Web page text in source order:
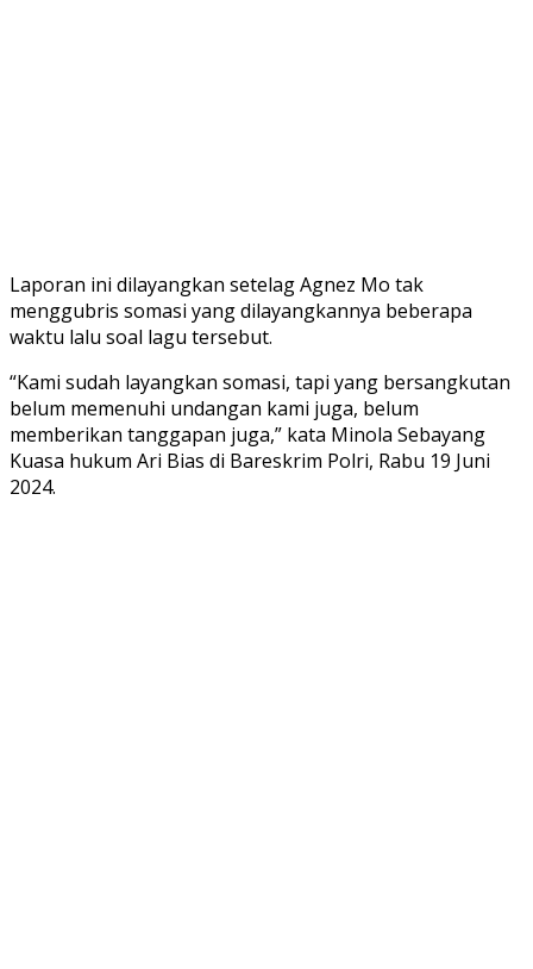
Laporan ini dilayangkan setelag Agnez Mo tak
menggubris somasi yang dilayangkannya beberapa
waktu lalu soal lagu tersebut.
“Kami sudah layangkan somasi, tapi yang bersangkutan
belum memenuhi undangan kami juga, belum
memberikan tanggapan juga,” kata Minola Sebayang
Kuasa hukum Ari Bias di Bareskrim Polri, Rabu 19 Juni
2024.